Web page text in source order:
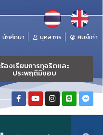
นักศึกษา บุคลากร ศิษย์เก่า
ร้องเรียนการทุจริตและ
ประพฤติมิชอบ